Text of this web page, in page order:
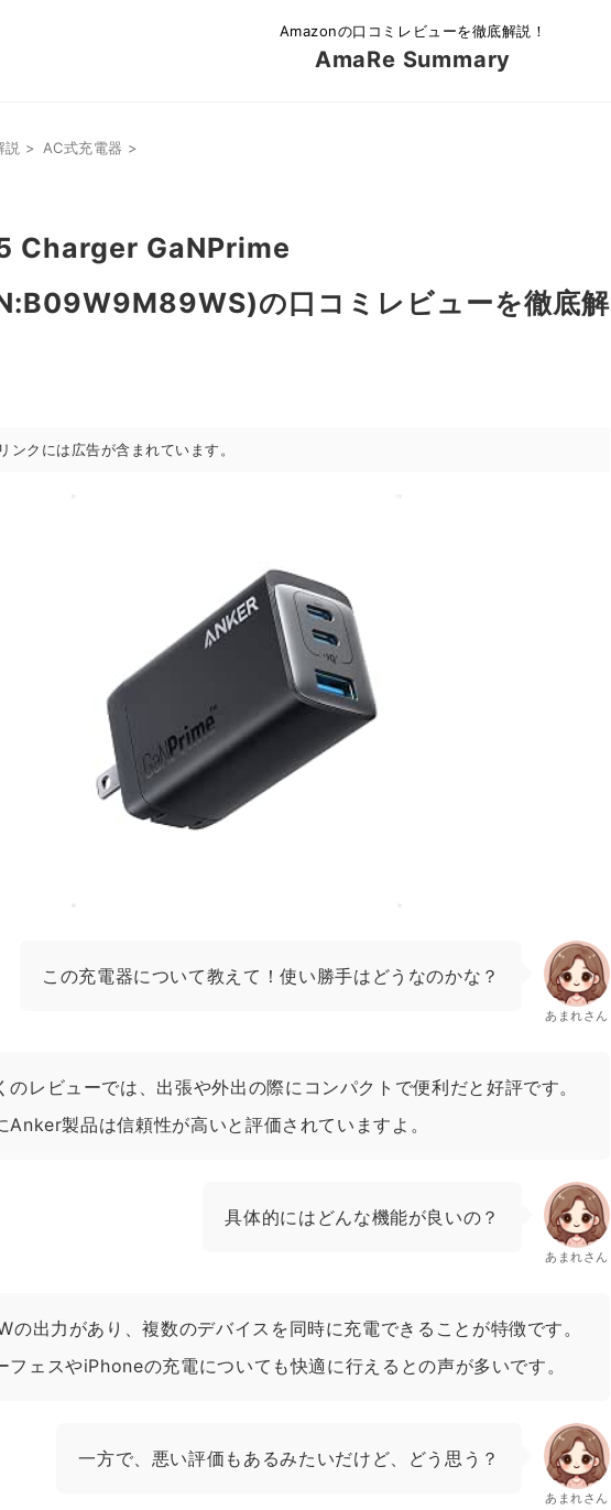
Amazonの口コミレビューを徹底解説！
AmaRe Summary
説 > AC式充電器 >
Charger GaNPrime
の口コミレビューを徹底解
ンクには広告が含まれています。
この充電器について教えて！使い勝手はどうなのかな？
あまれさん
のレビューでは、出張や外出の際にコンパクトで便利だと好評です。
Anker製品は信頼性が高いと評価されていますよ。
具体的にはどんな機能が良いの？
あまれさん
の出力があり、複数のデバイスを同時に充電できることが特徴です。
フェスやiPhoneの充電についても快適に行えるとの声が多いです。
一方で、悪い評価もあるみたいだけど、どう思う？
あまれさん